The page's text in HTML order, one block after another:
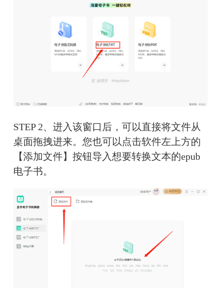
STEP 2、进入该窗口后，可以直接将文件从
桌面拖拽进来。您也可以点击软件左上方的
【添加文件】按钮导入想要转换文本的epub
电子书。